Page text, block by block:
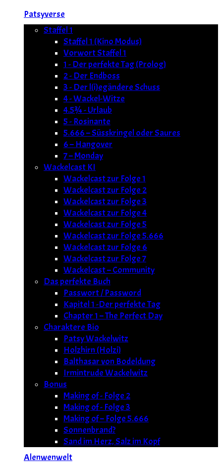
Patsyverse
Staffel 1
Staffel 1 (Kino Modus)
Vorwort Staffel 1
1 - Der perfekte Tag (Prolog)
2 - Der Endboss
3 - Der l(i)egändere Schuss
4 - Wackel-Witze
4.5¾ - Urlaub
5 - Rosinante
5.666 – Süsskringel oder Saures
6 – Hangover
7 – Monday
Wackelcast KI
Wackelcast zur Folge 1
Wackelcast zur Folge 2
Wackelcast zur Folge 3
Wackelcast zur Folge 4
Wackelcast zur Folge 5
Wackelcast zur Folge 5.666
Wackelcast zur Folge 6
Wackelcast zur Folge 7
Wackelcast – Community
Das perfekte Buch
Passwort / Password
Kapitel 1 -Der perfekte Tag
Chapter 1 – The Perfect Day
Charaktere Bio
Patsy Wackelwitz
Holzhirn (Holzi)
Balthasar von Bodeldung
Irmintrude Wackelwitz
Bonus
Making of - Folge 2
Making of - Folge 3
Making of – Folge 5.666
Sonnenbrand?
Sand im Herz, Salz im Kopf
Alenwenwelt